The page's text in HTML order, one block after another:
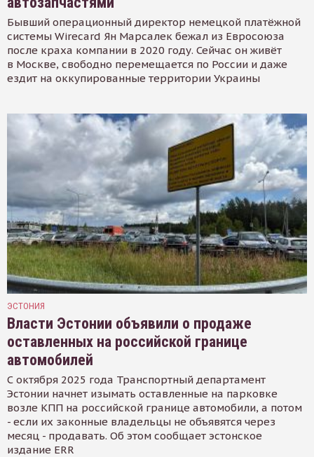
Бывший операционный директор немецкой платёжной
системы Wirecard Ян Марсалек бежал из Евросоюза
после краха компании в 2020 году. Сейчас он живёт
в Москве, свободно перемещается по России и даже
ездит на оккупированные территории Украины
ЭСТОНИЯ
Власти Эстонии объявили о продаже
оставленных на российской границе
автомобилей
С октября 2025 года Транспортный департамент
Эстонии начнет изымать оставленные на парковке
возле КПП на российской границе автомобили, а потом
- если их законные владельцы не объявятся через
месяц - продавать. Об этом сообщает эстонское
издание ERR